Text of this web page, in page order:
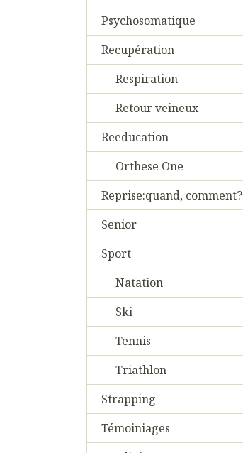
Psychosomatique
Recupération
Respiration
Retour veineux
Reeducation
Orthese One
Reprise:quand, comment?
Senior
Sport
Natation
Ski
Tennis
Triathlon
Strapping
Témoiniages